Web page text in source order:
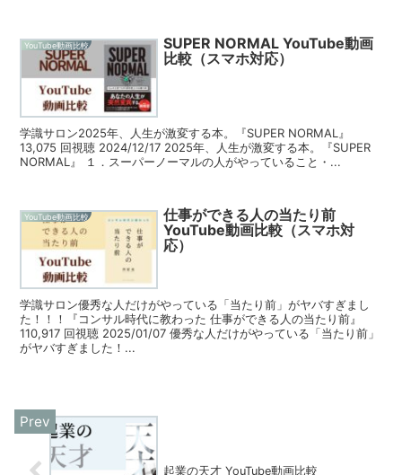
YouTube動画比較
SUPER NORMAL YouTube動画
比較（スマホ対応）
学識サロン2025年、人生が激変する本。『SUPER NORMAL』
13,075 回視聴 2024/12/17 2025年、人生が激変する本。『SUPER
NORMAL』 １．スーパーノーマルの人がやっていること・...
YouTube動画比較
仕事ができる人の当たり前
YouTube動画比較（スマホ対
応）
学識サロン優秀な人だけがやっている「当たり前」がヤバすぎまし
た！！！『コンサル時代に教わった 仕事ができる人の当たり前』
110,917 回視聴 2025/01/07 優秀な人だけがやっている「当たり前」
がヤバすぎました！...
起業の天才 YouTube動画比較